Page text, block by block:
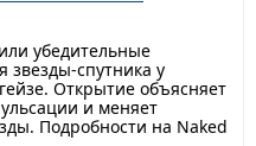
убедительные
звезды-спутника у
Открытие объясняет
и меняет
Подробности на Naked